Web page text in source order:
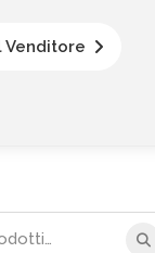
Venditore